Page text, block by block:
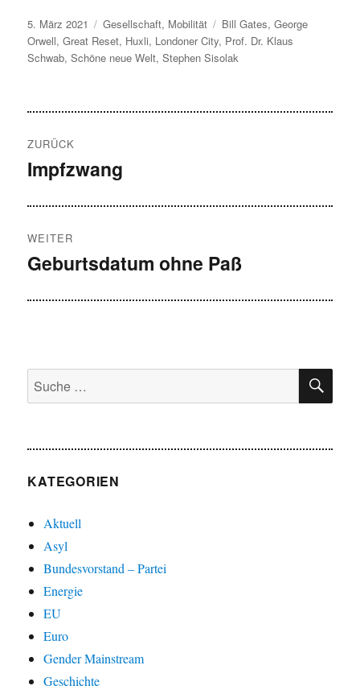
Veröffentlicht
am
5. März 2021 Kategorien
Gesellschaft, Mobilität Schlagwörter
Bill Gates,George
Orwell,Great Reset, Huxli, Londoner City, Prof. Dr. Klaus
Schwab,Schöne neue Welt,Stephen Sisolak
ZURÜCK
Vorheriger
Impfzwang
WEITER
Nächster
Geburtsdatum ohne Paß
Suche
nach:
KATEGORIEN
Aktuell
Asyl
Bundesvorstand – Partei
Energie
EU
Euro
Gender Mainstream
Geschichte